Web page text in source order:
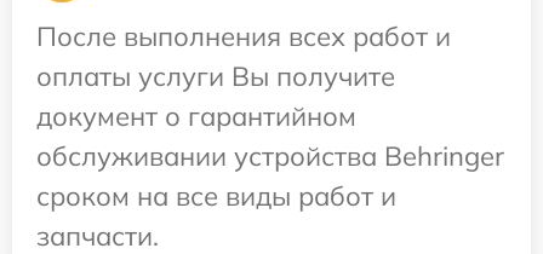
После выполнения всех работ и
оплаты услуги Вы получите
документ о гарантийном
обслуживании устройства Behringer
сроком на все виды работ и
запчасти.